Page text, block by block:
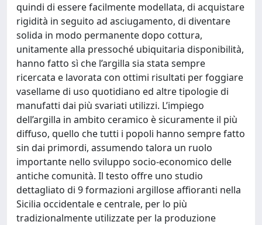
quindi di essere facilmente modellata, di acquistare
rigidità in seguito ad asciugamento, di diventare
solida in modo permanente dopo cottura,
unitamente alla pressoché ubiquitaria disponibilità,
hanno fatto sì che l’argilla sia stata sempre
ricercata e lavorata con ottimi risultati per foggiare
vasellame di uso quotidiano ed altre tipologie di
manufatti dai più svariati utilizzi. L’impiego
dell’argilla in ambito ceramico è sicuramente il più
diffuso, quello che tutti i popoli hanno sempre fatto
sin dai primordi, assumendo talora un ruolo
importante nello sviluppo socio-economico delle
antiche comunità. Il testo offre uno studio
dettagliato di 9 formazioni argillose affioranti nella
Sicilia occidentale e centrale, per lo più
tradizionalmente utilizzate per la produzione